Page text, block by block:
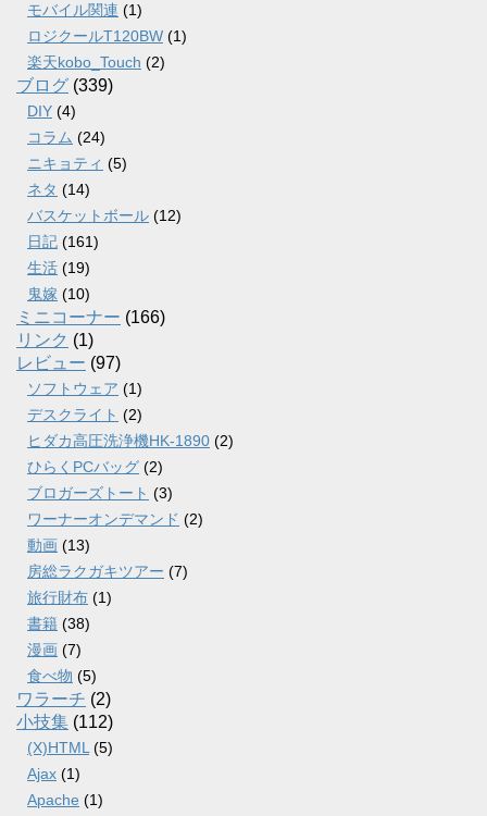
モバイル関連 (1)
ロジクールT120BW (1)
楽天kobo_Touch (2)
ブログ (339)
DIY (4)
コラム (24)
ニキョティ (5)
ネタ (14)
バスケットボール (12)
日記 (161)
生活 (19)
鬼嫁 (10)
ミニコーナー (166)
リンク (1)
レビュー (97)
ソフトウェア (1)
デスクライト (2)
ヒダカ高圧洗浄機HK-1890 (2)
ひらくPCバッグ (2)
ブロガーズトート (3)
ワーナーオンデマンド (2)
動画 (13)
房総ラクガキツアー (7)
旅行財布 (1)
書籍 (38)
漫画 (7)
食べ物 (5)
ワラーチ (2)
小技集 (112)
(X)HTML (5)
Ajax (1)
Apache (1)